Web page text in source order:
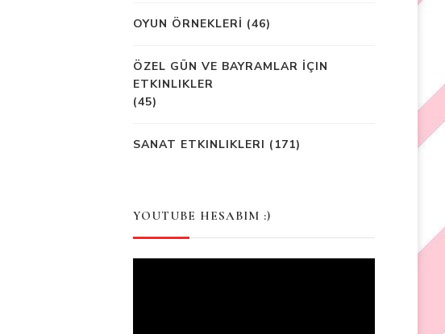
OYUN ÖRNEKLERİ (46)
ÖZEL GÜN VE BAYRAMLAR İÇIN
ETKINLIKLER
(45)
SANAT ETKINLIKLERI (171)
YOUTUBE HESABIM :)